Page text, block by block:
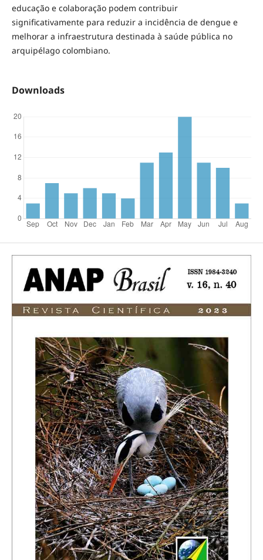
educação e colaboração podem contribuir
significativamente para reduzir a incidência de dengue e
melhorar a infraestrutura destinada à saúde pública no
arquipélago colombiano.
Downloads